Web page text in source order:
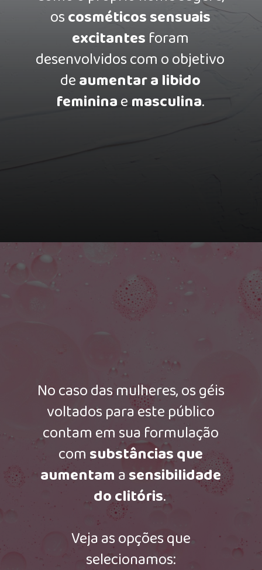
oscosméticos sensuais
excitantesforam
desenvolvidos com o objetivo
deaumentar a libido
femininaemasculina.
No caso das mulheres, os géis
voltados para este público
contam em sua formulação
comsubstâncias que
aumentamasensibilidade
do clitóris.
Veja as opções que
selecionamos: